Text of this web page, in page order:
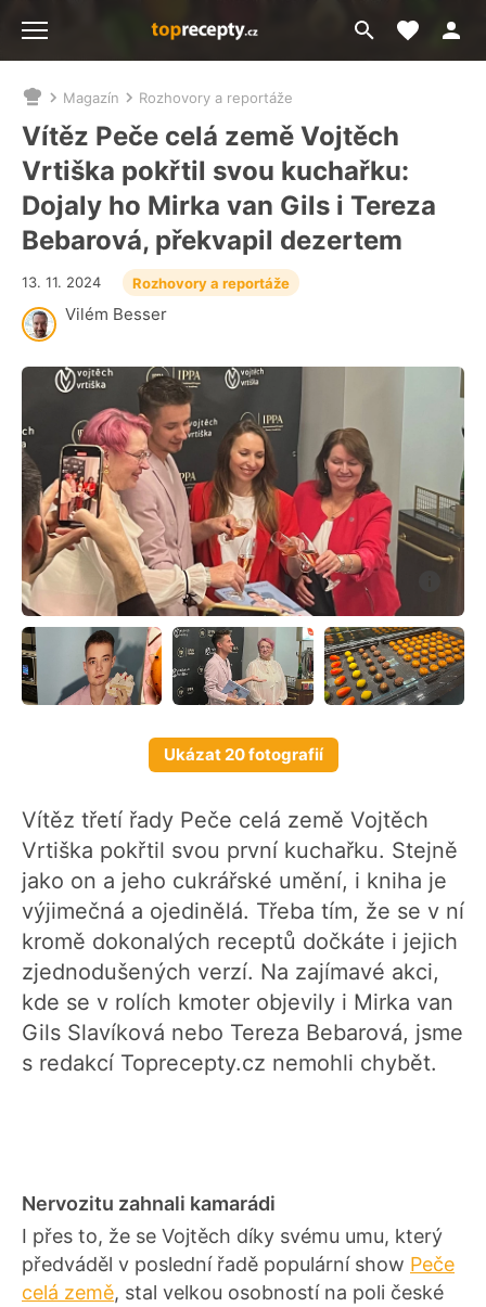
Přejít
na
Moje
Nacházíte
se
zde:
Magazín Rozhovory a reportáže
Vítěz Peče celá země Vojtěch
Vrtiška pokřtil svou kuchařku:
Dojaly ho Mirka van Gils i Tereza
Bebarová, překvapil dezertem
Vilém Besser
13. 11. 2024 Rozhovory a reportáže
Ukázat 20 fotografií
Vítěz třetí řady Peče celá země Vojtěch
Vrtiška pokřtil svou první kuchařku. Stejně
jako on a jeho cukrářské umění, i kniha je
výjimečná a ojedinělá. Třeba tím, že se v ní
kromě dokonalých receptů dočkáte i jejich
zjednodušených verzí. Na zajímavé akci,
kde se v rolích kmoter objevily i Mirka van
Gils Slavíková nebo Tereza Bebarová, jsme
s redakcí Toprecepty.cz nemohli chybět.
Nervozitu zahnali kamarádi
I přes to, že se Vojtěch díky svému umu, který
předváděl v poslední řadě populární show Peče
celá země, stal velkou osobností na poli české